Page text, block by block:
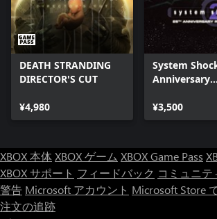
DEATH STRANDING
DIRECTOR'S CUT
¥4,980
System
Anniversary
¥3,500
XBOX 本体XBOX ゲーム XBOX Game Pass
XBOX サポート フィードバック コミュニテ
警告 Microsoft アカウント Microsoft Store
注文の追跡